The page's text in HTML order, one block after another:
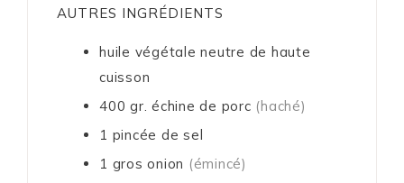
AUTRES INGRÉDIENTS
huile végétale neutre de haute
cuisson
400 gr. échine de porc (haché)
1 pincée de sel
1 gros onion (émincé)